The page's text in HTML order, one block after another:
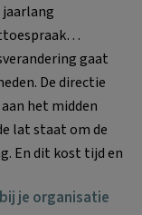
gaat
De directie
het midden
lat staat om de
En dit kost tijd en
je organisatie